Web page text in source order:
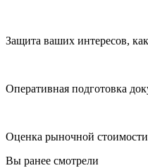
Защита ваших интересов,
Оперативная подготовка
Оценка рыночной стоимости
Вы ранее смотрели